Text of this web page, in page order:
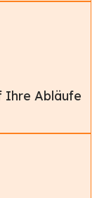
Ihre Abläufe